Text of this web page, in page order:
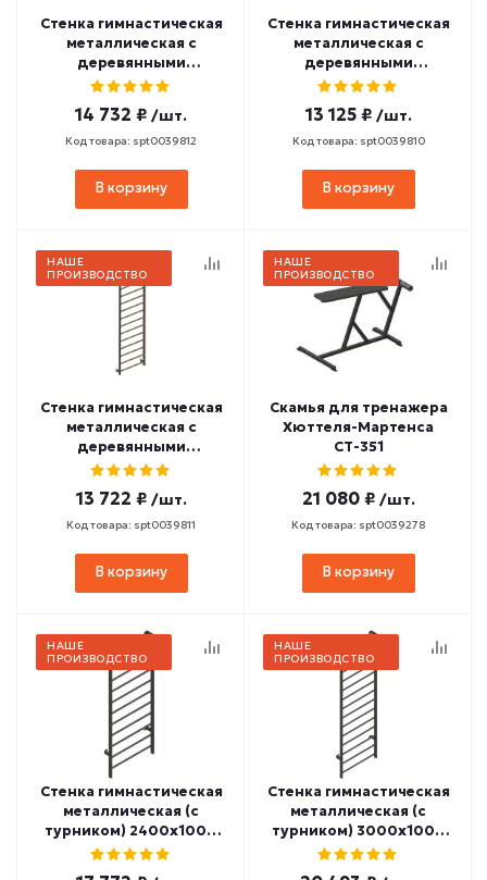
Стенка гимнастическая
металлическая с
деревянными
перекладинами (с
СТ-159
14 732 ₽ /шт.
Код товара: spt0039812
В корзину
Стенка гимнастическая
металлическая с
деревянными
перекладинами (с
СТ-157
13 125 ₽ /шт.
Код товара: spt0039810
В корзину
НАШЕ
ПРОИЗВОДСТВО
Стенка гимнастическая
металлическая с
деревянными
перекладинами (с
СТ-158
13 722 ₽ /шт.
Код товара: spt0039811
В корзину
НАШЕ
ПРОИЗВОДСТВО
Скамья для тренажера
Хюттеля-Мартенса
СТ-351
21 080 ₽ /шт.
Код товара: spt0039278
В корзину
НАШЕ
ПРОИЗВОДСТВО
Стенка гимнастическая
металлическая (с
турником) 2400х1000
СТ-68
НАШЕ
ПРОИЗВОДСТВО
Стенка гимнастическая
металлическая (с
турником) 3000х1000
СТ-70